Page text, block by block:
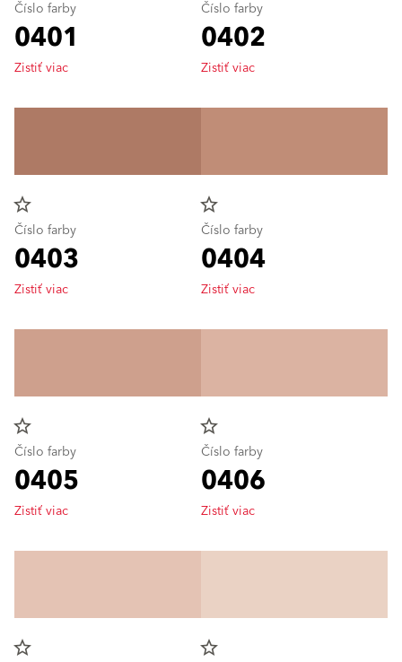
Číslo farby
0401
Zistiť viac
Číslo farby
0402
Zistiť viac
star_border
Číslo farby
0403
Zistiť viac
star_border
Číslo farby
0404
Zistiť viac
star_border
Číslo farby
0405
Zistiť viac
star_border
Číslo farby
0406
Zistiť viac
star_border
star_border